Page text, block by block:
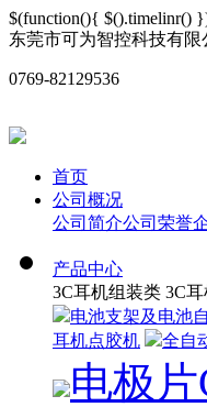
$(function(){ $().timelinr()
东莞市可为智控科技有限
0769-82129536
首页
公司概况
公司简介公司荣誉
产品中心
3C耳机组装类 3C
电池支架及电池
耳机点胶机
全自
电极